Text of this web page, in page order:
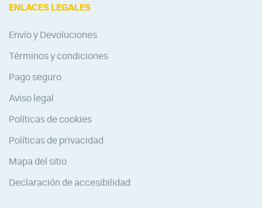
ENLACES LEGALES
Envío y Devoluciones
Términos y condiciones
Pago seguro
Aviso legal
Políticas de cookies
Políticas de privacidad
Mapa del sitio
Declaración de accesibilidad